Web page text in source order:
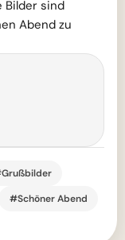
Bilder sind
Abend zu
#Schöner Abend